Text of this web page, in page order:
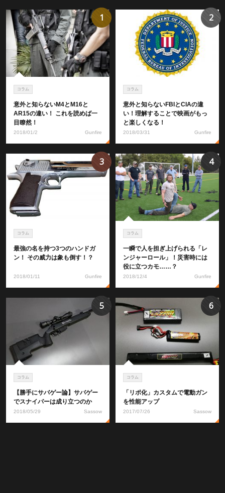
コラム
意外と知らないM4とM16と
AR15の違い！ これを読めば一
目瞭然！
2018/01/2 Gunfire
1
コラム
意外と知らないFBIとCIAの違
い！理解することで映画がもっ
と楽しくなる！
2018/03/31 Gunfire
2
コラム
最強の名を持つ3つのハンドガ
ン！ その威力は象も倒す！？
2018/01/11 Gunfire
3
コラム
一瞬で人を担ぎ上げられる「レ
ンジャーロール」！災害時には
役に立つカモ……？
2018/12/4 Gunfire
4
コラム
【勝手にサバゲー論】サバゲー
でスナイパーは成り立つのか
2018/05/29 Sassow
5
コラム
「リポ化」カスタムで電動ガン
を性能アップ
2017/07/26 Sassow
6